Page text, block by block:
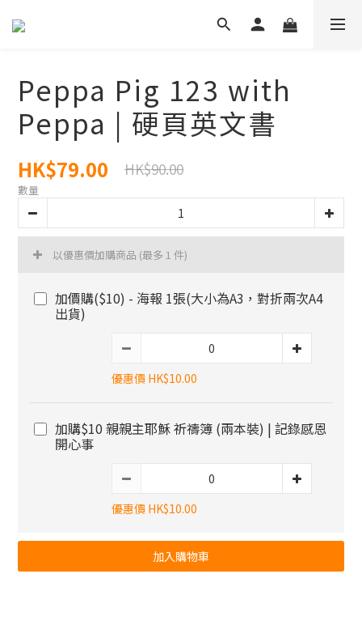
Peppa Pig 123 with
Peppa | 硬頁英文書
HK$79.00 HK$90.00
數量
以優惠價加購商品 (最多 1 件)
加價購($10) - 海報 1張(大小為A3，對折兩次A4
出貨)
優惠價 HK$10.00
加購$10 親親主耶穌 祈禱簿 (兩本裝) | 記錄感恩
開心事
優惠價 HK$10.00
加入購物車